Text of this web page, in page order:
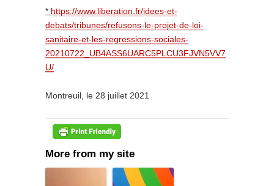
* https://www.liberation.fr/idees-et-
debats/tribunes/refusons-le-projet-de-loi-
sanitaire-et-les-regressions-sociales-
20210722_UB4ASS6UARC5PLCU3FJVN5VV7
U/
Montreuil, le 28 juillet 2021
More from my site